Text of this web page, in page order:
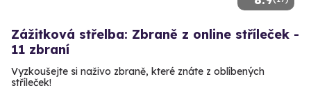
Zážitková střelba: Zbraně z online stříleček -
11 zbraní
Vyzkoušejte si naživo zbraně, které znáte z oblíbených
stříleček!